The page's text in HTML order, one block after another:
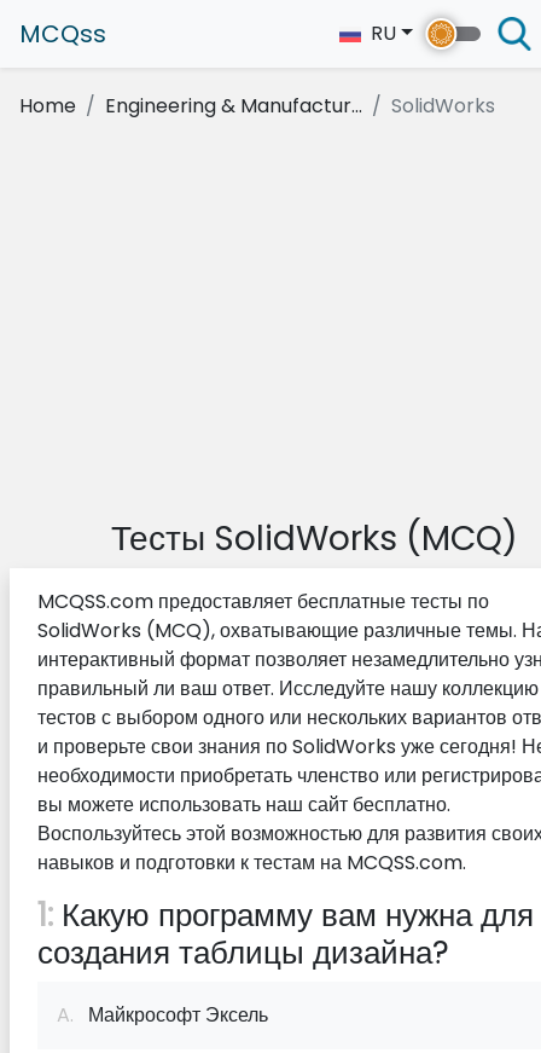
MCQss RU
Home Engineering & Manufactur... SolidWorks
Тесты SolidWorks (MCQ)
MCQSS.com предоставляет бесплатные тесты по
SolidWorks (MCQ), охватывающие различные темы.
интерактивный формат позволяет незамедлительно
правильный ли ваш ответ. Исследуйте нашу коллекцию
тестов с выбором одного или нескольких вариантов
и проверьте свои знания по SolidWorks уже сегодня!
необходимости приобретать членство или
вы можете использовать наш сайт бесплатно.
Воспользуйтесь этой возможностью для развития
навыков и подготовки к тестам на MCQSS.com.
1: Какую программу вам нужна для
создания таблицы дизайна?
A. Майкрософт Эксель